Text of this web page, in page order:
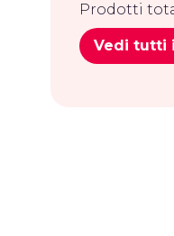
Prodotti
Vedi tutti